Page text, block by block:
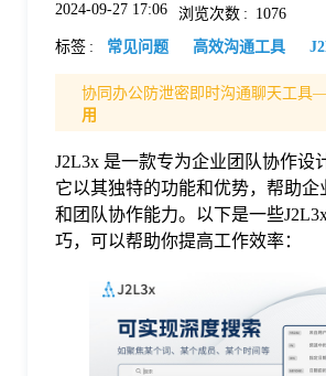
价
格
2024-09-27 17:06 浏览次数 : 1076
标签 : 常见问题 高效沟通工具
协同办公防泄密即时沟通聊天工具
用
J2L3x 是一款专为企业团队协作设
它以其独特的功能和优势，帮助企
和团队协作能力。以下是一些
巧，可以帮助你提高工作效率：